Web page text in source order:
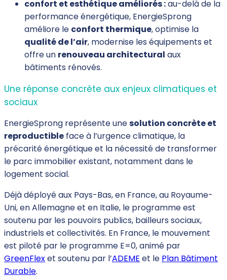
confort et esthétique améliorés :au-delà de la
performance énergétique, EnergieSprong
améliore le confort thermique, optimise la
qualité de l’air, modernise les équipements et
offre un renouveau architectural aux
bâtiments rénovés.
Une réponse concrète aux enjeux climatiques et
sociaux
EnergieSprong représente unesolution concrète et
reproductible face à l’urgence climatique, la
précarité énergétique et la nécessité de transformer
le parc immobilier existant, notamment dans le
logement social.
Déjà déployé aux Pays-Bas, en France, au Royaume-
Uni, en Allemagne et en Italie, le programme est
soutenu par les pouvoirs publics, bailleurs sociaux,
industriels et collectivités. En France, le mouvement
est piloté par le programme E=0, animé par
GreenFlexet soutenu par l’ADEME et le Plan Bâtiment
Durable.